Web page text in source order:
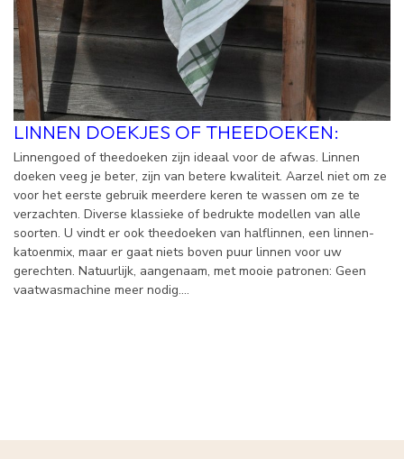
LINNEN DOEKJES OF THEEDOEKEN:
Linnengoed of theedoeken zijn ideaal voor de afwas. Linnen
doeken veeg je beter, zijn van betere kwaliteit. Aarzel niet om ze
voor het eerste gebruik meerdere keren te wassen om ze te
verzachten. Diverse klassieke of bedrukte modellen van alle
soorten. U vindt er ook theedoeken van halflinnen, een linnen-
katoenmix, maar er gaat niets boven puur linnen voor uw
gerechten. Natuurlijk, aangenaam, met mooie patronen: Geen
vaatwasmachine meer nodig....